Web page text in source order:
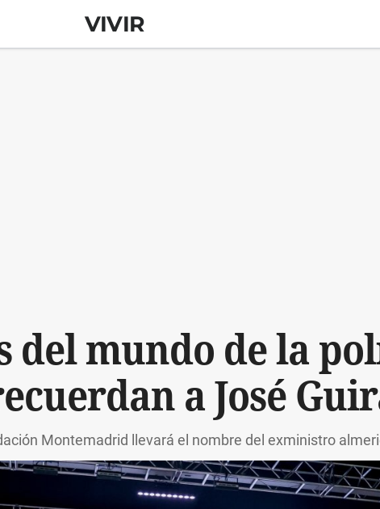
VIVIR
del mundo de la
a José
Montemadrid llevará el nombre del exministro